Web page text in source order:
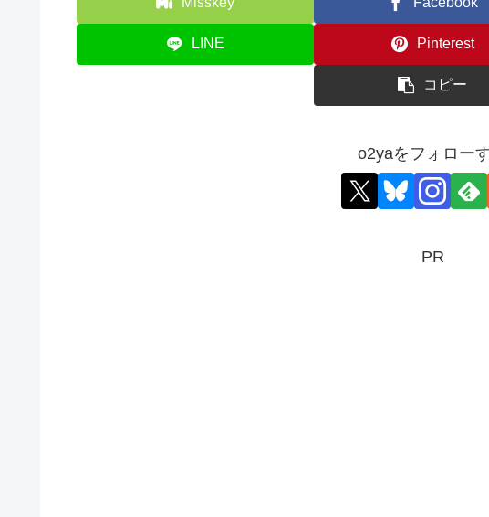
LINE Pinterest
コピー
o2yaをフォロー
PR